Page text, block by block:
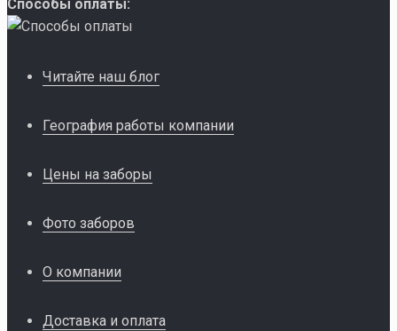
Способы оплаты:
Читайте наш блог
География работы компании
Цены на заборы
Фото заборов
О компании
Доставка и оплата